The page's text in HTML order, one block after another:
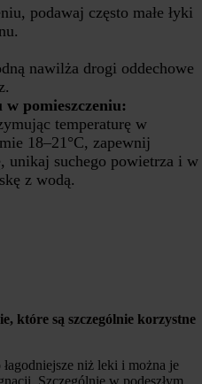
podawaj często małe łyki
nawilża drogi oddechowe
pomieszczeniu:
temperaturę w
18–21°C, zapewnij
unikaj suchego powietrza i w
z wodą.
które są szczególnie korzystne
niż leki i można je
Szczególnie w podeszłym